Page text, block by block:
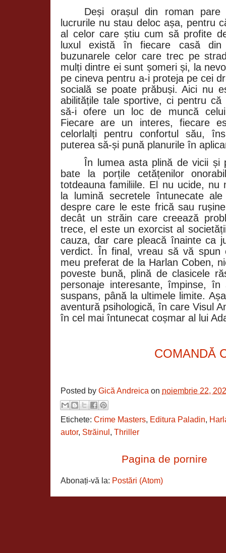
Deși orașul din roman
lucrurile nu stau deloc așa, pentru
al celor care știu cum să profite
luxul există în fiecare casă
buzunarele celor care trec pe
mulți dintre ei sunt șomeri și, la
pe cineva pentru a-i proteja pe cei
socială se poate prăbuși. Aici nu
abilitățile tale sportive, ci pentru
să-i ofere un loc de muncă
Fiecare are un interes, fiecare
celorlalți pentru confortul său,
puterea să-și pună planurile în
În lumea asta plină de vicii și
bate la porțile cetățenilor
totdeauna familiile. El nu ucide, nu
la lumină secretele întunecate
despre care le este frică sau
decât un străin care creează
trece, el este un exorcist al
cauza, dar care pleacă înainte ca
verdict. În final, vreau să vă spun
meu preferat de la Harlan Coben,
poveste bună, plină de clasicele
personaje interesante, împinse,
suspans, până la ultimele limite.
aventură psihologică, în care Visul
în cel mai întunecat coșmar al lui
COMANDĂ
Posted by Gică Andreica on noiembrie 22,
Etichete: Crime Masters, Editura Paladin,
autor, Străinul , Thriller
Pagina de pornire
Abonați-vă la: Postări (Atom)